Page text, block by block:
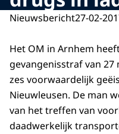
Nieuwsbericht27-02-
Het OM in Arnhem
gevangenisstraf van 27
zes voorwaardelijk
Nieuwleusen. De man
van het treffen van
daadwerkelijk